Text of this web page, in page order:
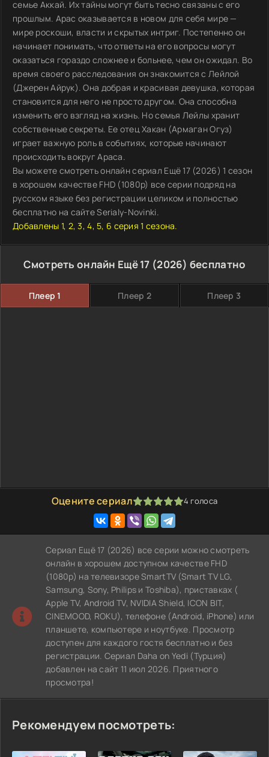
семье Аккай. Их тайны могут быть тесно связаны с его
прошлым. Арас оказывается в новом для себя мире —
мире роскоши, власти и скрытых интриг. Постепенно он
начинает понимать, что ответы на его вопросы могут
оказаться гораздо сложнее и больнее, чем он ожидал. Во
время своего расследования он знакомится с Лейлой
(Джерен Айрук). Она добрая и красивая девушка, которая
становится для него не просто другом. Она способна
изменить его взгляд на жизнь. Но семья Лейлы хранит
собственные секреты. Ее отец Хакан (Армаган Огуз)
играет важную роль в событиях, которые начинают
происходить вокруг Араса.
Вы можете смотреть онлайн сериал Ещё 17 (2026) 1 сезон
в хорошем качестве FHD (1080p) все серии подряд на
русском языке без регистрации целиком и полностью
бесплатно на сайте Serialy-Novinki.
Добавлены 1, 2, 3, 4, 5, 6 серия 1 сезона.
Смотреть онлайн Ещё 17 (2026) бесплатно
Плеер 1 Плеер 2 Плеер 3
Оцените сериал
1 2 3 4 5 4 голоса
Сериал Ещё 17 (2026) все серии можно смотреть
онлайн в хорошем доступном качестве FHD
(1080p) на телевизоре SmartTV (Smart TV LG,
Samsung, Sony, Philips и Toshiba), приставках (
Apple TV, Android TV, NVIDIA Shield, ICON BIT,
CINEMOOD, ROKU), телефоне (Android, iPhone) или
планшете, компьютере и ноутбуке. Просмотр
доступен для каждого гостя бесплатно и без
регистрации. Сериал Daha on Yedi (Турция)
добавлен на сайт 11 июл 2026. Приятного
просмотра!
Рекомендуем посмотреть: